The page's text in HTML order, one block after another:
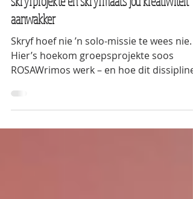
Jy hoef nie alleen te skryf nie – hoe
skryfprojekte en skryfmaats jou kreatiwiteit
aanwakker
Skryf hoef nie ’n solo-missie te wees nie.
ROSAWrimos werk – en hoe dit dissipline
en ondersteuning bou.